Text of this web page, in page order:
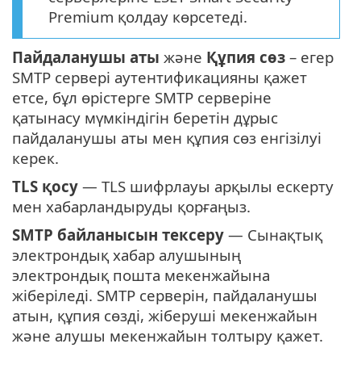
Premium қолдау көрсетеді.
Пайдаланушы аты және Құпия сөз – егер
SMTP сервері аутентификацияны қажет
етсе, бұл өрістерге SMTP серверіне
қатынасу мүмкіндігін беретін дұрыс
пайдаланушы аты мен құпия сөз енгізілуі
керек.
TLS қосу — TLS шифрлауы арқылы ескерту
мен хабарландыруды қорғаңыз.
SMTP байланысын тексеру — Сынақтық
электрондық хабар алушының
электрондық пошта мекенжайына
жіберіледі. SMTP серверін, пайдаланушы
атын, құпия сөзді, жіберуші мекенжайын
және алушы мекенжайын толтыру қажет.